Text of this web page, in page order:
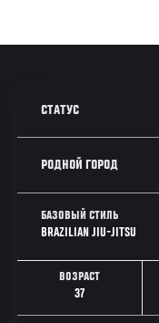
СТАТУС
РОДНОЙ ГОРОД
БАЗОВЫЙ СТИЛЬ
BRAZILIAN JIU-JITSU
ВОЗРАСТ
37